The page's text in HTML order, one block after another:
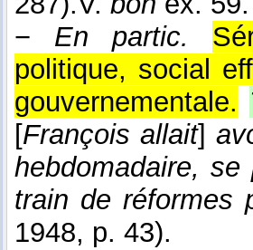
− En partic.
politique, social
gouvernementale.
[François allait]
hebdomadaire,
train de réformes
1948, p. 43).